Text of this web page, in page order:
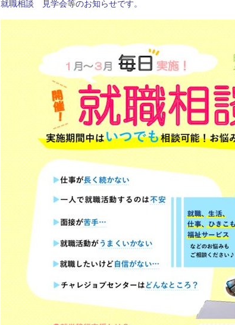
就職相談 見学会等のお知らせです。